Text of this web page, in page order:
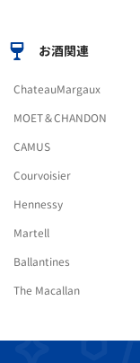
お酒関連
ChateauMargaux
MOET＆CHANDON
CAMUS
Courvoisier
Hennessy
Martell
Ballantines
The Macallan